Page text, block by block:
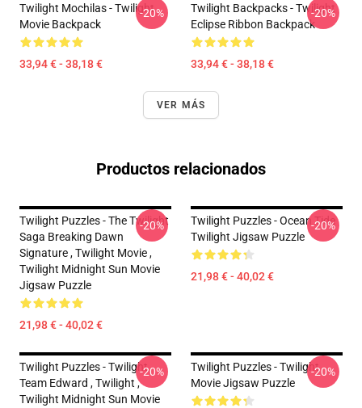
Twilight Mochilas - Twilight
Movie Backpack
33,94 € - 38,18 €
-20%
Twilight Backpacks - Twilight
Eclipse Ribbon Backpack
33,94 € - 38,18 €
-20%
VER MÁS
Productos relacionados
Twilight Puzzles - The Twilight
Saga Breaking Dawn
Signature , Twilight Movie ,
Twilight Midnight Sun Movie
Jigsaw Puzzle
21,98 € - 40,02 €
-20%
Twilight Puzzles - Ocean Tide
Twilight Jigsaw Puzzle
21,98 € - 40,02 €
-20%
Twilight Puzzles - Twilight
Team Edward , Twilight ,
Twilight Midnight Sun Movie
-20%
Twilight Puzzles - Twilight
Movie Jigsaw Puzzle
-20%